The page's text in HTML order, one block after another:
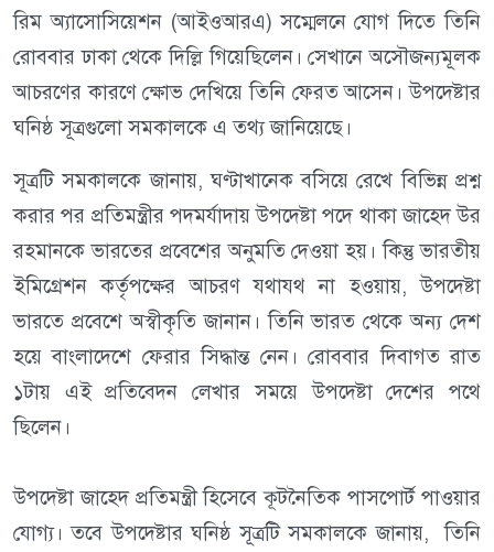
রিম অ্যাসোসিয়েশন (আইওআরএ) সম্মেলনে যোগ দিতে তিনি
রোববার ঢাকা থেকে দিল্লি গিয়েছিলেন। সেখানে অসৌজন্যমূলক
আচরণের কারণে ক্ষোভ দেখিয়ে তিনি ফেরত আসেন। উপদেষ্টার
ঘনিষ্ঠ সূত্রগুলো সমকালকে এ তথ্য জানিয়েছে।
সূত্রটি সমকালকে জানায়, ঘণ্টাখানেক বসিয়ে রেখে বিভিন্ন প্রশ্ন
করার পর প্রতিমন্ত্রীর পদমর্যাদায় উপদেষ্টা পদে থাকা জাহেদ উর
রহমানকে ভারতের প্রবেশের অনুমতি দেওয়া হয়। কিন্তু ভারতীয়
ইমিগ্রেশন কর্তৃপক্ষের আচরণ যথাযথ না হওয়ায়, উপদেষ্টা
ভারতে প্রবেশে অস্বীকৃতি জানান। তিনি ভারত থেকে অন্য দেশ
হয়ে বাংলাদেশে ফেরার সিদ্ধান্ত নেন। রোববার দিবাগত রাত
১টায় এই প্রতিবেদন লেখার সময়ে উপদেষ্টা দেশের পথে
ছিলেন।
উপদেষ্টা জাহেদ প্রতিমন্ত্রী হিসেবে কূটনৈতিক পাসপোর্ট পাওয়ার
যোগ্য। তবে উপদেষ্টার ঘনিষ্ঠ সূত্রটি সমকালকে জানায়, তিনি